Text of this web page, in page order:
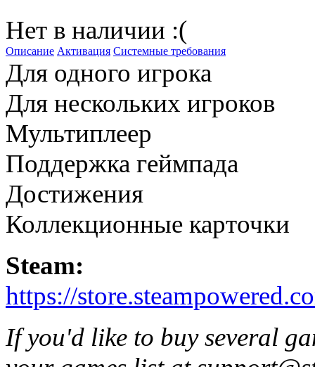
Нет в наличии :(
Описание Активация Системные требования
Для одного игрока
Для нескольких игроков
Мультиплеер
Поддержка геймпада
Достижения
Коллекционные карточки
Steam:
https://
If you'd like to buy several